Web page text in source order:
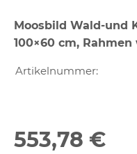
Moosbild Wald-und
100×60 cm,
Artikelnummer:
553,78 €